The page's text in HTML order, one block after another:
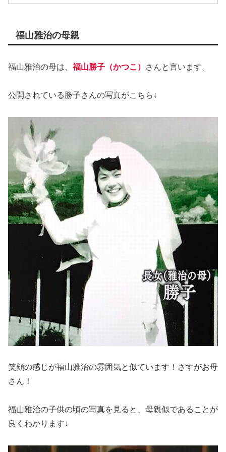
福山雅治の母親
福山雅治の母は、福山勝子（かつこ） さんと言います。
公開されている勝子さんの写真がこちら↓
笑顔の感じが福山雅治の雰囲気と似ています！さすがお母
さん！
福山雅治の子供の頃の写真を見ると、母親似であることが
良くわかります↓